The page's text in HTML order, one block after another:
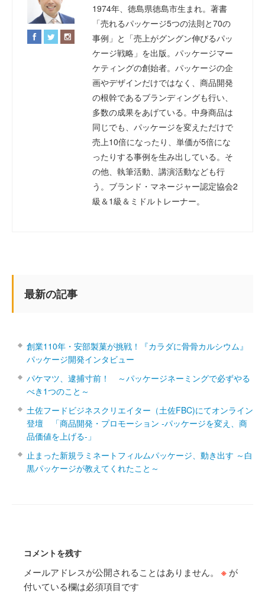
1974年、徳島県徳島市生まれ。著書
「売れるパッケージ5つの法則と70の
事例」と「売上がグングン伸びるパッ
ケージ戦略」を出版。パッケージマー
ケティングの創始者。パッケージの企
画やデザインだけではなく、商品開発
の根幹であるブランディングも行い、
多数の成果をあげている。中身商品は
同じでも、パッケージを変えただけで
売上10倍になったり、単価が5倍にな
ったりする事例を生み出している。そ
の他、執筆活動、講演活動なども行
う。ブランド・マネージャー認定協会2
級＆1級＆ミドルトレーナー。
最新の記事
創業110年・安部製菓が挑戦！『カラダに骨骨カルシウム』
パッケージ開発インタビュー
パケマツ、逮捕寸前！ ～パッケージネーミングで必ずやる
べき1つのこと～
土佐フードビジネスクリエイター（土佐FBC)にてオンライン
登壇 「商品開発・プロモーション ‐パッケージを変え、商
品価値を上げる‐」
止まった新規ラミネートフィルムパッケージ、動き出す ～白
黒パッケージが教えてくれたこと～
コメントを残す
メールアドレスが公開されることはありません。 ※ が
付いている欄は必須項目です